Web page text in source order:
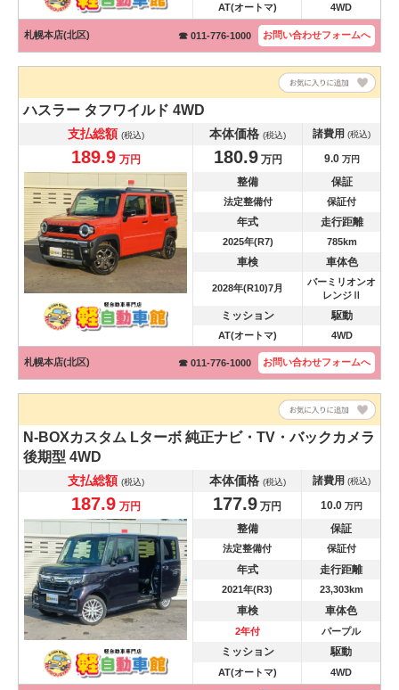
AT(オートマ) 4WD
札幌本店(北区) ☎ 011-776-1000 お問い合わせフォームへ
ハスラー タフワイルド 4WD
支払総額 (税込) 本体価格 (税込) 諸費用 (税込)
189.9 万円 180.9万円 9.0万円
整備 保証
法定整備付 保証付
年式 走行距離
2025年(R7) 785km
車検 車体色
2028年(R10)7月
バーミリオンオ
レンジⅡ
ミッション 駆動
AT(オートマ) 4WD
札幌本店(北区) ☎ 011-776-1000 お問い合わせフォームへ
N-BOXカスタム Lターボ 純正ナビ・TV・バックカメラ
後期型 4WD
支払総額 (税込) 本体価格 (税込) 諸費用 (税込)
187.9 万円 177.9 万円 10.0万円
整備 保証
法定整備付 保証付
年式 走行距離
2021年(R3) 23,303km
車検 車体色
2年付 パープル
ミッション 駆動
AT(オートマ) 4WD